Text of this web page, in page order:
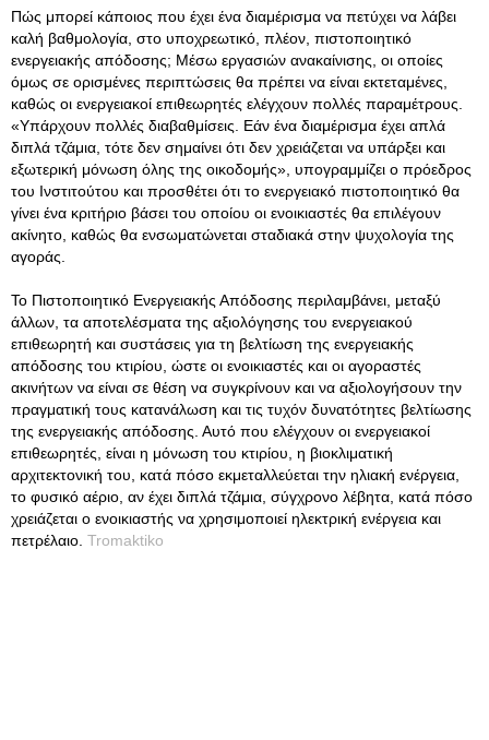
Πώς μπορεί κάποιος που έχει ένα διαμέρισμα να πετύχει να λάβει
καλή βαθμολογία, στο υποχρεωτικό, πλέον, πιστοποιητικό
ενεργειακής απόδοσης; Μέσω εργασιών ανακαίνισης, οι οποίες
όμως σε ορισμένες περιπτώσεις θα πρέπει να είναι εκτεταμένες,
καθώς οι ενεργειακοί επιθεωρητές ελέγχουν πολλές παραμέτρους.
«Υπάρχουν πολλές διαβαθμίσεις. Εάν ένα διαμέρισμα έχει απλά
διπλά τζάμια, τότε δεν σημαίνει ότι δεν χρειάζεται να υπάρξει και
εξωτερική μόνωση όλης της οικοδομής», υπογραμμίζει ο πρόεδρος
του Ινστιτούτου και προσθέτει ότι το ενεργειακό πιστοποιητικό θα
γίνει ένα κριτήριο βάσει του οποίου οι ενοικιαστές θα επιλέγουν
ακίνητο, καθώς θα ενσωματώνεται σταδιακά στην ψυχολογία της
αγοράς.
Το Πιστοποιητικό Ενεργειακής Απόδοσης περιλαμβάνει, μεταξύ
άλλων, τα αποτελέσματα της αξιολόγησης του ενεργειακού
επιθεωρητή και συστάσεις για τη βελτίωση της ενεργειακής
απόδοσης του κτιρίου, ώστε οι ενοικιαστές και οι αγοραστές
ακινήτων να είναι σε θέση να συγκρίνουν και να αξιολογήσουν την
πραγματική τους κατανάλωση και τις τυχόν δυνατότητες βελτίωσης
της ενεργειακής απόδοσης. Αυτό που ελέγχουν οι ενεργειακοί
επιθεωρητές, είναι η μόνωση του κτιρίου, η βιοκλιματική
αρχιτεκτονική του, κατά πόσο εκμεταλλεύεται την ηλιακή ενέργεια,
το φυσικό αέριο, αν έχει διπλά τζάμια, σύγχρονο λέβητα, κατά πόσο
χρειάζεται ο ενοικιαστής να χρησιμοποιεί ηλεκτρική ενέργεια και
πετρέλαιο. Tromaktiko